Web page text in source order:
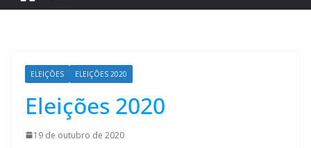
ELEIÇÕES ELEIÇÕES 2020
Eleições 2020
19 de outubro de 2020